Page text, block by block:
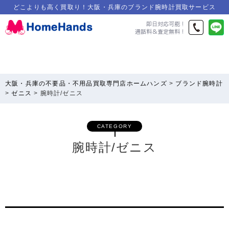
どこよりも高く買取り！大阪・兵庫のブランド腕時計買取サービス
大阪・兵庫の不要品・不用品買取専門店ホームハンズ > ブランド腕時計
>ゼニス > 腕時計/ゼニス
CATEGORY
腕時計/ゼニス